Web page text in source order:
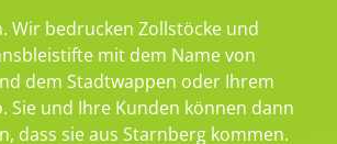
Wir bedrucken Zollstöcke und
mit dem Name von
dem Stadtwappen oder Ihrem
Sie und Ihre Kunden können dann
dass sie aus Starnberg kommen.